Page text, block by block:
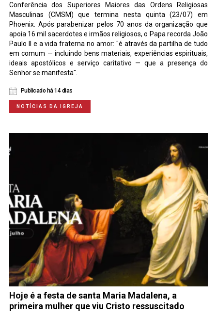
Conferência dos Superiores Maiores das Ordens Religiosas
Masculinas (CMSM) que termina nesta quinta (23/07) em
Phoenix. Após parabenizar pelos 70 anos da organização que
apoia 16 mil sacerdotes e irmãos religiosos, o Papa recorda João
Paulo II e a vida fraterna no amor: "é através da partilha de tudo
em comum — incluindo bens materiais, experiências espirituais,
ideais apostólicos e serviço caritativo — que a presença do
Senhor se manifesta".
Publicado há 14 dias
NOTÍCIAS DA IGREJA
Hoje é a festa de santa Maria Madalena, a
primeira mulher que viu Cristo ressuscitado